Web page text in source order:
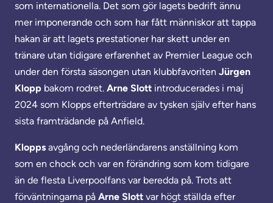
som internationella. Det som gör lagets bedrift ännu
mer imponerande och som har fått människor att tappa
hakan är att lagets prestationer har skett under en
tränare utan tidigare erfarenhet av Premier League och
under den första säsongen utan klubbfavoriten Jürgen
Klopp bakom rodret. Arne Slott introducerades i maj
2024 som Klopps efterträdare av tysken själv efter hans
sista framträdande på Anfield.
Klopps avgång och nederländarens anställning kom
som en chock och var en förändring som kom tidigare
än de flesta Liverpoolfans var beredda på. Trots att
förväntningarna på Arne Slott var högt ställda efter